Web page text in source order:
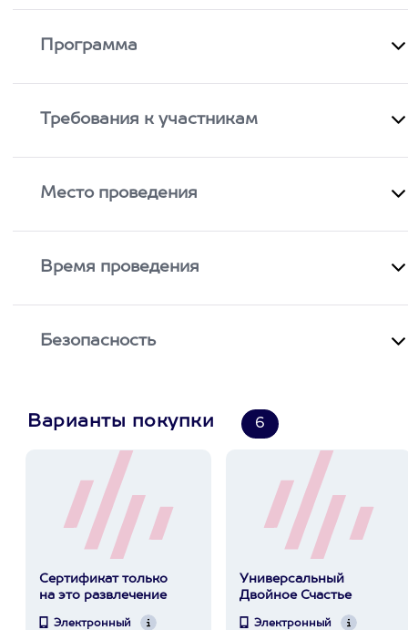
Программа
Требования к участникам
Место проведения
Время проведения
Безопасность
Варианты покупки 6
Сертификат только
на это развлечение
Электронный
Универсальный
Двойное Счастье
Электронный